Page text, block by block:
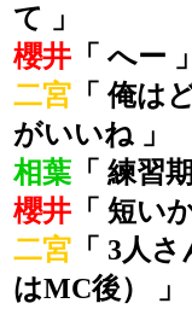
て 」
櫻井 「 へー 」
二宮 「 俺は
がいいね 」
相葉 「 練習
櫻井 「 短い
二宮 「 3人
はMC後） 」